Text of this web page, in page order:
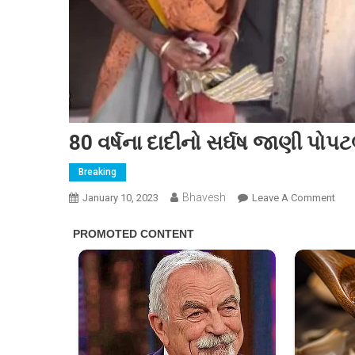
80 વર્ષના દાદીનો સર્ઘષ જાણી
Breaking
January 10, 2023 Bhavesh Leave A CommentOn
સર્ઘષ
રડવા